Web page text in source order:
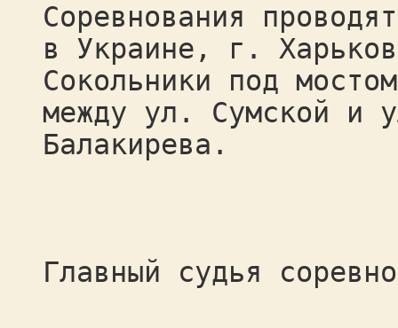
Соревнования
в Украине, г.
Сокольники под
между ул. Сумской и
Балакирева.
Главный судья